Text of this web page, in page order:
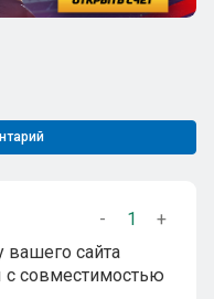
- 1
+
вашего сайта
совместимостью